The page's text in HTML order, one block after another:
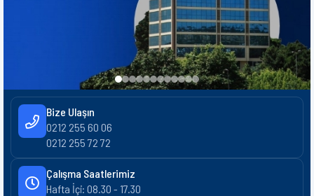
Bize Ulaşın
0212 255 60 06
0212 255 72 72
Çalışma Saatlerimiz
Hafta İçi: 08.30 - 17.30